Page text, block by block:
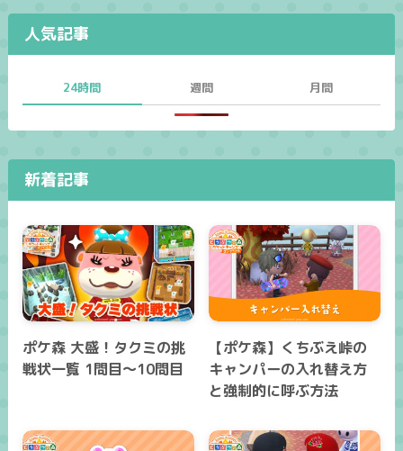
人気記事
24時間 週間 月間
新着記事
ポケ森 大盛！タクミの挑
戦状一覧 1問目～10問目
【ポケ森】くちぶえ峠の
キャンパーの入れ替え方
と強制的に呼ぶ方法